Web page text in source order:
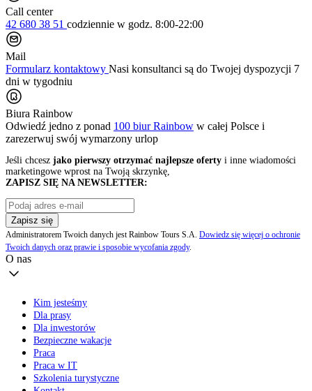
Call center
42 680 38 51 codziennie w godz. 8:00-22:00
Mail
Formularz kontaktowy Nasi konsultanci są do Twojej dyspozycji 7
dni w tygodniu
Biura Rainbow
Odwiedź jedno z ponad 100 biur Rainbow w całej Polsce i
zarezerwuj swój wymarzony urlop
Jeśli chcesz jako pierwszy otrzymać najlepsze oferty i inne wiadomości
marketingowe wprost na Twoją skrzynkę,
ZAPISZ SIĘ NA NEWSLETTER:
Zapisz się
Administratorem Twoich danych jest Rainbow Tours S.A. Dowiedz się więcej o ochronie
Twoich danych oraz prawie i sposobie wycofania zgody.
O nas
Kim jesteśmy
Dla prasy
Dla inwestorów
Bezpieczne wakacje
Praca
Praca w IT
Szkolenia turystyczne